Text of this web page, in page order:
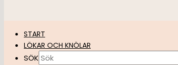
START
LÖKAR OCH KNÖLAR
SÖK